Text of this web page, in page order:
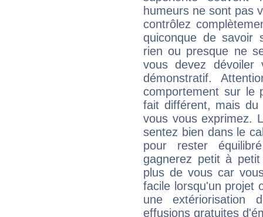
humeurs ne sont pas
contrôlez
quiconque de savoir
rien ou presque ne
vous devez
démonstratif.
comportement sur le
fait différent, mais du
vous vous exprimez.
sentez bien dans le
pour rester
gagnerez petit à
plus de vous car
facile lorsqu'un projet
une extériorisation
effusions gratuites